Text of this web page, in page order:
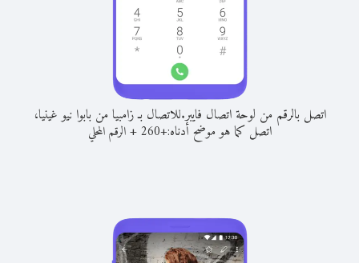
اتصل بالرقم من لوحة اتصال فايبر.للاتصال بـ زامبيا من بابوا نيو غينيا،
اتصل كما هو موضح أدناه:+
260
+الرقم المحلي